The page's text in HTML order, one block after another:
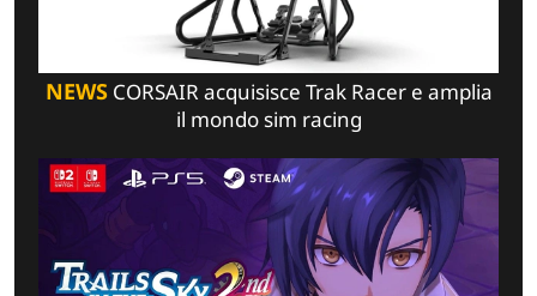
NEWSCORSAIR acquisisce Trak Racer e amplia
il mondo sim racing